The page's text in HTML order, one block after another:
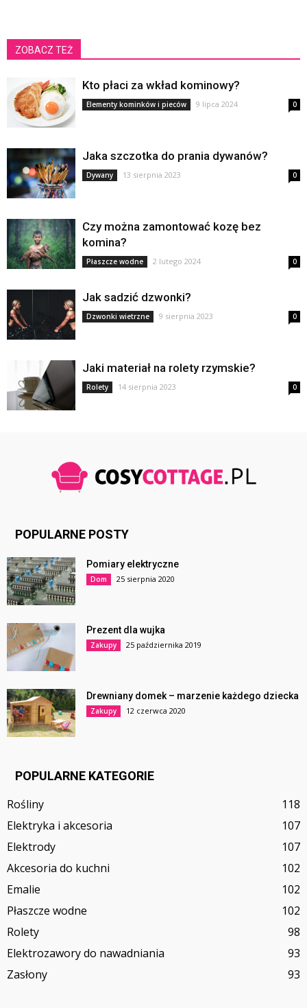
ZOBACZ TEŻ
Kto płaci za wkład kominowy?
Elementy kominków i pieców 9 lipca 2024 0
Jaka szczotka do prania dywanów?
Dywany 13 sierpnia 2023 0
Czy można zamontować kozę bez
komina?
Płaszcze wodne 2 lutego 2024 0
Jak sadzić dzwonki?
Dzwonki wietrzne 9 sierpnia 2023 0
Jaki materiał na rolety rzymskie?
Rolety 14 sierpnia 2023 0
POPULARNE POSTY
Pomiary elektryczne
Dom 25 sierpnia 2020
Prezent dla wujka
Zakupy 25 października 2019
Drewniany domek – marzenie każdego dziecka
Zakupy 12 czerwca 2020
POPULARNE KATEGORIE
Rośliny
118
Elektryka i akcesoria
107
Elektrody
107
Akcesoria do kuchni
102
Emalie
102
Płaszcze wodne
102
Rolety
98
Elektrozawory do nawadniania
93
Zasłony
93